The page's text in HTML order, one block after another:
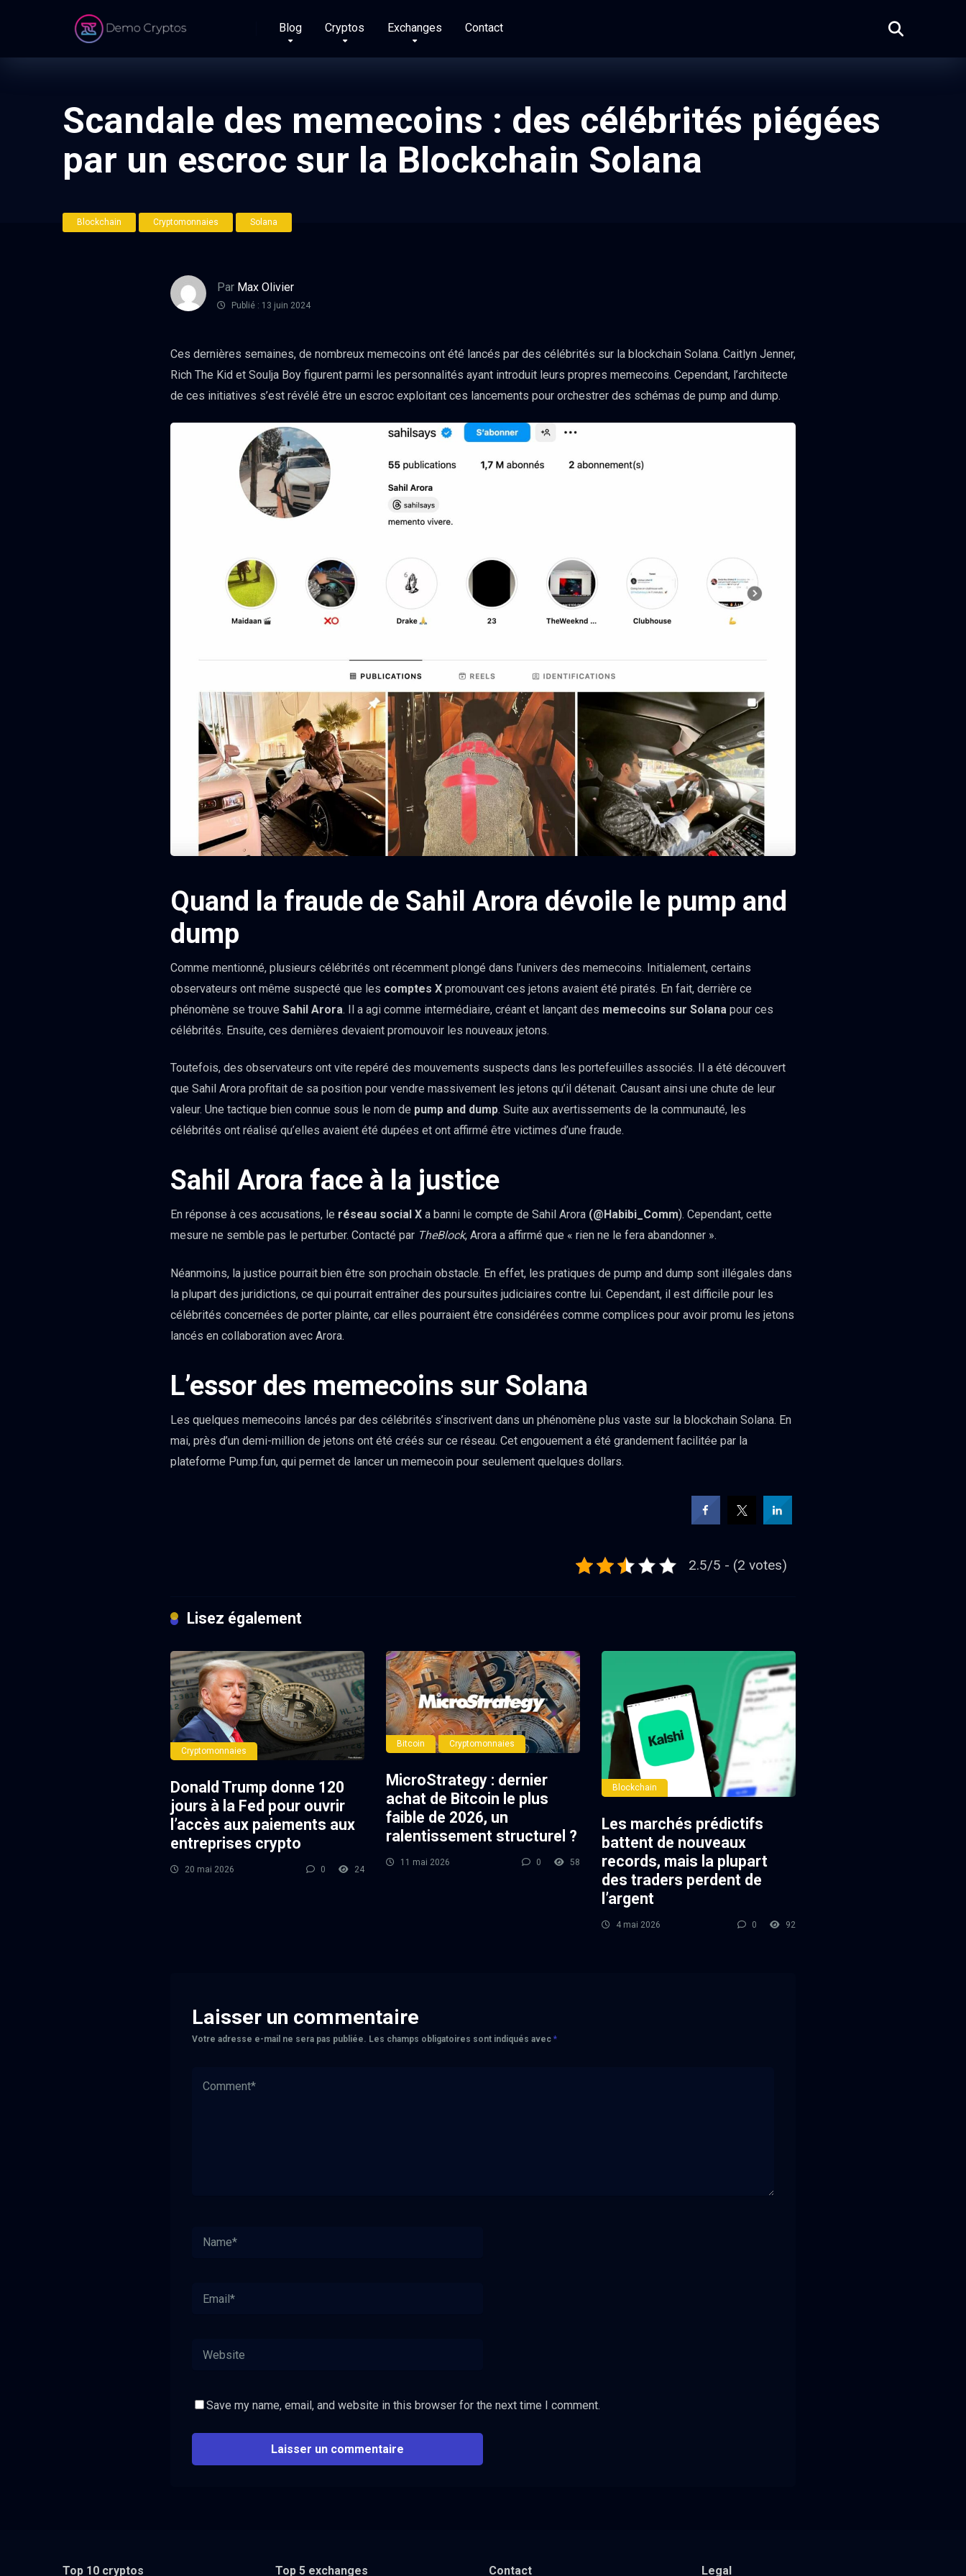
Blog Cryptos Exchanges Contact
Scandale des memecoins : des célébrités piégées
par un escroc sur la Blockchain Solana
Blockchain Cryptomonnaies Solana
Par Max Olivier
Publié : 13 juin 2024
Ces dernières semaines, de nombreux memecoins ont été lancés par des célébrités sur la blockchain Solana. Caitlyn Jenner,
Rich The Kid et Soulja Boy figurent parmi les personnalités ayant introduit leurs propres memecoins. Cependant, l’architecte
de ces initiatives s’est révélé être un escroc exploitant ces lancements pour orchestrer des schémas de pump and dump.
Quand la fraude de Sahil Arora dévoile le pump and
dump
Comme mentionné, plusieurs célébrités ont récemment plongé dans l’univers des memecoins. Initialement, certains
observateurs ont même suspecté que les comptes X promouvant ces jetons avaient été piratés. En fait, derrière ce
phénomène se trouve Sahil Arora. Il a agi comme intermédiaire, créant et lançant des memecoins sur Solana pour ces
célébrités. Ensuite, ces dernières devaient promouvoir les nouveaux jetons.
Toutefois, des observateurs ont vite repéré des mouvements suspects dans les portefeuilles associés. Il a été découvert
que Sahil Arora profitait de sa position pour vendre massivement les jetons qu’il détenait. Causant ainsi une chute de leur
valeur. Une tactique bien connue sous le nom de pump and dump. Suite aux avertissements de la communauté, les
célébrités ont réalisé qu’elles avaient été dupées et ont affirmé être victimes d’une fraude.
Sahil Arora face à la justice
En réponse à ces accusations, le réseau social X a banni le compte de Sahil Arora (@Habibi_Comm). Cependant, cette
mesure ne semble pas le perturber. Contacté par TheBlock, Arora a affirmé que « rien ne le fera abandonner ».
Néanmoins, la justice pourrait bien être son prochain obstacle. En effet, les pratiques de pump and dump sont illégales dans
la plupart des juridictions, ce qui pourrait entraîner des poursuites judiciaires contre lui. Cependant, il est difficile pour les
célébrités concernées de porter plainte, car elles pourraient être considérées comme complices pour avoir promu les jetons
lancés en collaboration avec Arora.
L’essor des memecoins sur Solana
Les quelques memecoins lancés par des célébrités s’inscrivent dans un phénomène plus vaste sur la blockchain Solana. En
mai, près d’un demi-million de jetons ont été créés sur ce réseau. Cet engouement a été grandement facilitée par la
plateforme Pump.fun, qui permet de lancer un memecoin pour seulement quelques dollars.
2.5/5 - (2 votes)
Lisez également
Cryptomonnaies
Donald Trump donne 120
jours à la Fed pour ouvrir
l’accès aux paiements aux
entreprises crypto
20 mai 2026 0 24
Bitcoin Cryptomonnaies
MicroStrategy : dernier
achat de Bitcoin le plus
faible de 2026, un
ralentissement structurel ?
11 mai 2026 0 58
Blockchain
Les marchés prédictifs
battent de nouveaux
records, mais la plupart
des traders perdent de
l’argent
4 mai 2026 0 92
Laisser un commentaire
Votre adresse e-mail ne sera pas publiée. Les champs obligatoires sont indiqués avec *
Save my name, email, and website in this browser for the next time I comment.
Top 10 cryptos Top 5 exchanges Contact Legal